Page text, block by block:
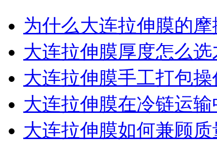
为什么大连拉伸膜的
大连拉伸膜厚度怎么
大连拉伸膜手工打包
大连拉伸膜在冷链运
大连拉伸膜如何兼顾